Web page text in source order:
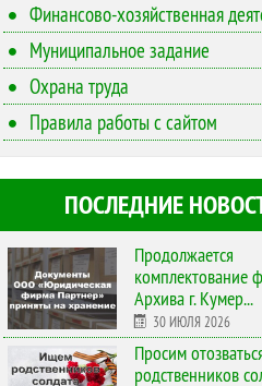
Финансово-хозяйственная
Муниципальное задание
Охрана труда
Правила работы с сайтом
ПОСЛЕДНИЕ
Продолжается
комплектование
Архива г. Кумер...
30 ИЮЛЯ 2026
Просим
родственников